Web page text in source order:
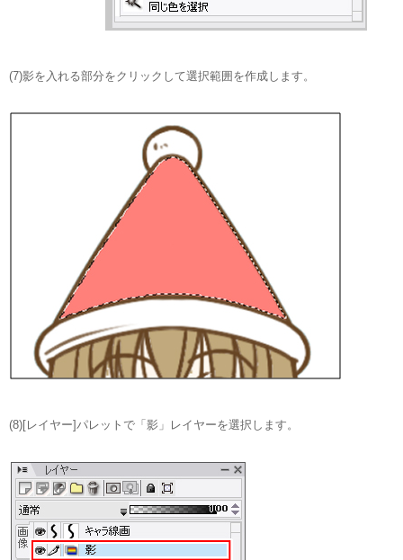
(7)影を入れる部分をクリックして選択範囲を作成します。
(8)[レイヤー]パレットで「影」レイヤーを選択します。